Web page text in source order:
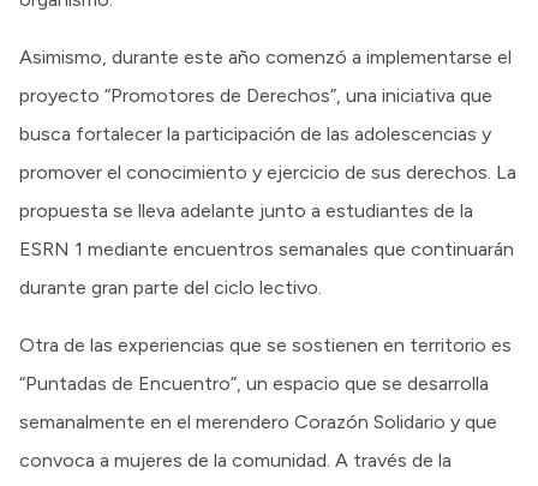
Asimismo, durante este año comenzó a implementarse el
proyecto “Promotores de Derechos”, una iniciativa que
busca fortalecer la participación de las adolescencias y
promover el conocimiento y ejercicio de sus derechos. La
propuesta se lleva adelante junto a estudiantes de la
ESRN 1 mediante encuentros semanales que continuarán
durante gran parte del ciclo lectivo.
Otra de las experiencias que se sostienen en territorio es
“Puntadas de Encuentro”, un espacio que se desarrolla
semanalmente en el merendero Corazón Solidario y que
convoca a mujeres de la comunidad. A través de la